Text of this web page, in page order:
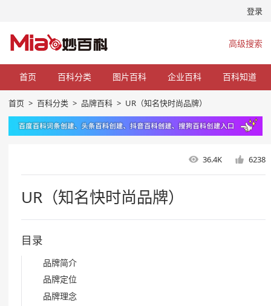
登录
高级搜索
首页 百科分类 图片百科 企业百科 百科知道
首页 > 百科分类 > 品牌百科 > UR（知名快时尚品牌）
36.4K 6238
UR（知名快时尚品牌）
目录
品牌简介
品牌定位
品牌理念